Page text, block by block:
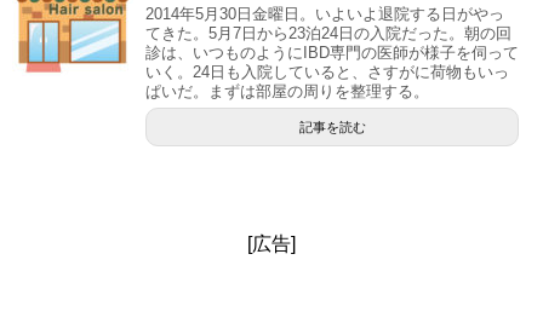
2014年5月30日金曜日。いよいよ退院する日がやっ
てきた。5月7日から23泊24日の入院だった。朝の回
診は、いつものようにIBD専門の医師が様子を伺って
いく。24日も入院していると、さすがに荷物もいっ
ぱいだ。まずは部屋の周りを整理する。
記事を読む
[広告]